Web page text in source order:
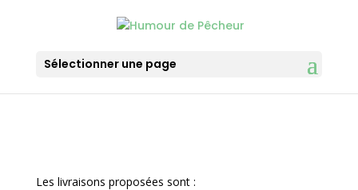
Sélectionner une page
Les livraisons proposées sont :